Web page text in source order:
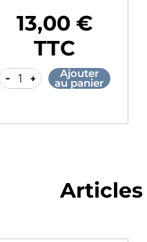
13,00 €
TTC
- + Ajouter
au panier